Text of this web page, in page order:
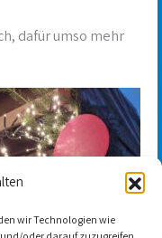
wir Technologien wie
dafür umso mehr